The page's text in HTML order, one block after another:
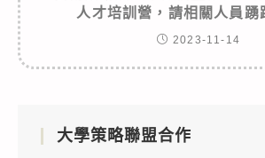
人才培訓營，請相關人員踴
2023-11-14
大學策略聯盟合作